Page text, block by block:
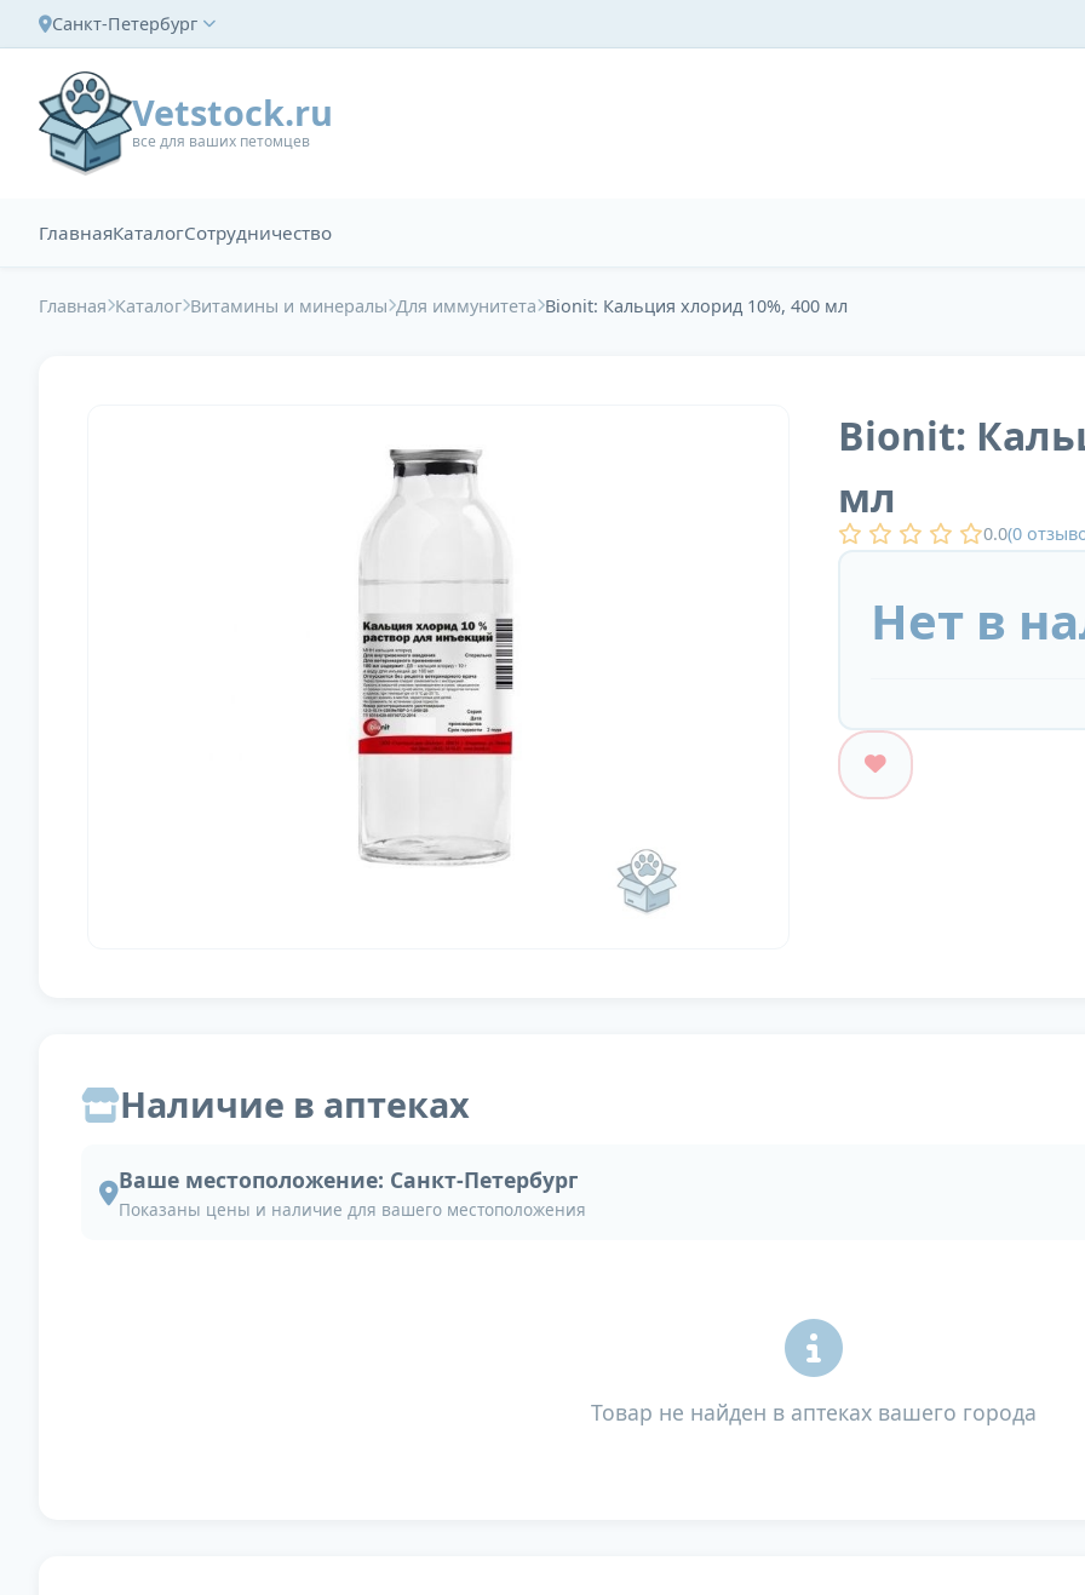
Санкт-Петербург
Vetstock.ru
все для ваших петомцев
ГлавнаяКаталогСотрудничество
Главная Каталог Витамины и минералы Для иммунитета Bionit: Кальция хлорид 10%, 400 мл
Bionit:
мл
0.0(0
Нет в
Наличие в аптеках
Ваше местоположение: Санкт-Петербург
Показаны цены и наличие для вашего местоположения
Товар не найден в аптеках вашего города